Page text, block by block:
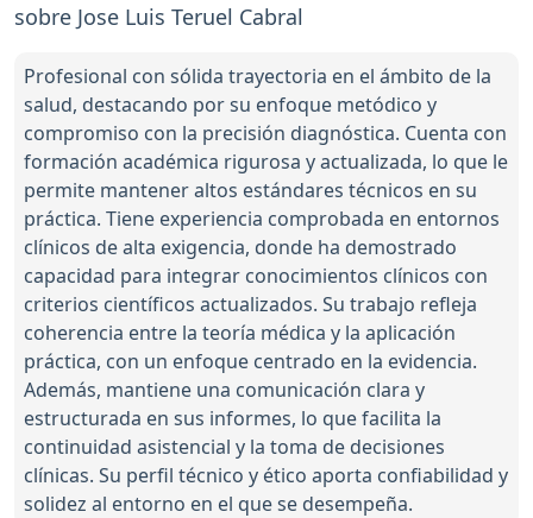
sobre Jose Luis Teruel Cabral
Profesional con sólida trayectoria en el ámbito de la
salud, destacando por su enfoque metódico y
compromiso con la precisión diagnóstica. Cuenta con
formación académica rigurosa y actualizada, lo que le
permite mantener altos estándares técnicos en su
práctica. Tiene experiencia comprobada en entornos
clínicos de alta exigencia, donde ha demostrado
capacidad para integrar conocimientos clínicos con
criterios científicos actualizados. Su trabajo refleja
coherencia entre la teoría médica y la aplicación
práctica, con un enfoque centrado en la evidencia.
Además, mantiene una comunicación clara y
estructurada en sus informes, lo que facilita la
continuidad asistencial y la toma de decisiones
clínicas. Su perfil técnico y ético aporta confiabilidad y
solidez al entorno en el que se desempeña.